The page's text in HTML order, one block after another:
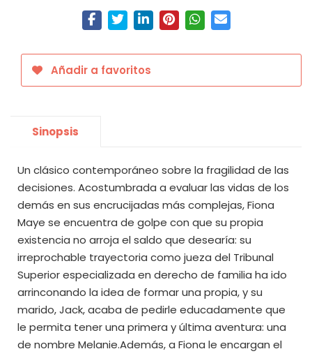
Añadir a favoritos
Sinopsis
Un clásico contemporáneo sobre la fragilidad de las
decisiones. Acostumbrada a evaluar las vidas de los
demás en sus encrucijadas más complejas, Fiona
Maye se encuentra de golpe con que su propia
existencia no arroja el saldo que desearía: su
irreprochable trayectoria como jueza del Tribunal
Superior especializada en derecho de familia ha ido
arrinconando la idea de formar una propia, y su
marido, Jack, acaba de pedirle educadamente que
le permita tener una primera y última aventura: una
de nombre Melanie.Además, a Fiona le encargan el